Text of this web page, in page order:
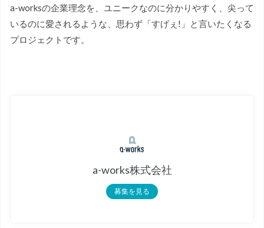
a-worksの企業理念を、ユニークなのに分かりやすく、尖って
いるのに愛されるような、思わず「すげぇ!」と言いたくなる
プロジェクトです。
a-works株式会社
募集を見る